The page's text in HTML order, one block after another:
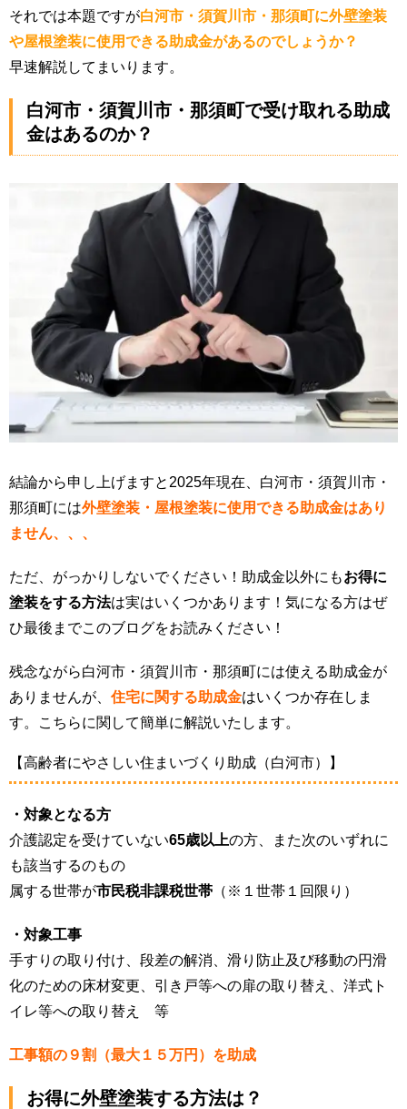
それでは本題ですが白河市・須賀川市・那須町に外壁塗装
や屋根塗装に使用できる助成金があるのでしょうか？
早速解説してまいります。
白河市・須賀川市・那須町で受け取れる助成
金はあるのか？
結論から申し上げますと2025年現在、白河市・須賀川市・
那須町には外壁塗装・屋根塗装に使用できる助成金はあり
ません、、、
ただ、がっかりしないでください！助成金以外にもお得に
塗装をする方法は実はいくつかあります！気になる方はぜ
ひ最後までこのブログをお読みください！
残念ながら白河市・須賀川市・那須町には使える助成金が
ありませんが、 住宅に関する助成金はいくつか存在しま
す。こちらに関して簡単に解説いたします。
【高齢者にやさしい住まいづくり助成（白河市）】
・対象となる方
介護認定を受けていない65歳以上の方、また次のいずれに
も該当するのもの
属する世帯が市民税非課税世帯 （※１世帯１回限り）
・対象工事
手すりの取り付け、段差の解消、滑り防止及び移動の円滑
化のための床材変更、引き戸等への扉の取り替え、洋式ト
イレ等への取り替え 等
工事額の９割（最大１５万円）を助成
お得に外壁塗装する方法は？